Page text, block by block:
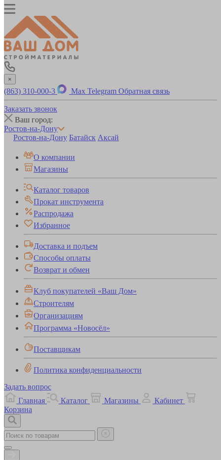
×
(863) 310-000-3 Max Telegram Обратная связь
Заказать звонок
Ваш город:
Ростов-на-Дону
Ростов-на-Дону Батайск Аксай
О компании
Магазины
Каталог товаров
Прокат инструмента
Распродажа
Избранное
Доставка и подъем
Способы оплаты
Возврат и обмен
Клуб покупателей «Ваш Дом»
Строителям
Организациям
Программа «Новосёл»
Поставщикам
Политика конфиденциальности
Задать вопрос
Главная
Каталог Магазины
Кабинет
Корзина